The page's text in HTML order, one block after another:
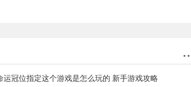
运冠位指定这个游戏是怎么玩的 新手游戏攻略